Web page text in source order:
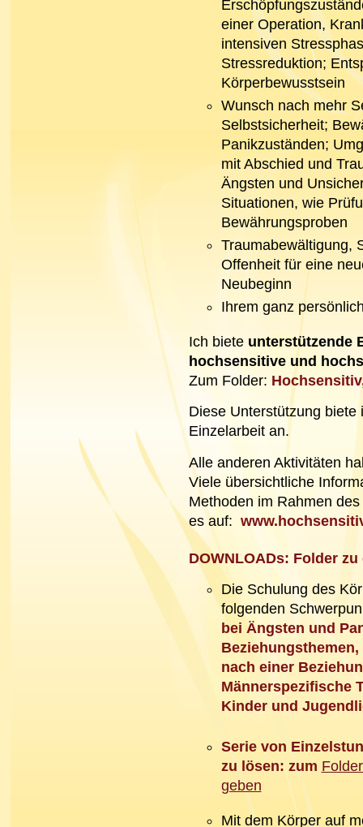
einer Operation,
intensiven
Stressreduktion;
Körperbewusstsein
Wunsch nach mehr
Selbstsicherheit;
Panikzuständen;
mit Abschied und
Ängsten und
Situationen, wie
Bewährungsproben
Traumabewältigung,
Offenheit für eine
Neubeginn
Ihrem ganz
Ich biete unterstützende
hochsensitive und
Zum Folder:
Diese Unterstützung biete
Einzelarbeit an.
Alle anderen Aktivitäten
Viele übersichtliche
Methoden im Rahmen
es auf:
DOWNLOADs: Folder
Die Schulung des
folgenden
bei Ängsten und
nach einer
Männerspezifische
Kinder und
Serie von
zu lösen: zum
geben
Mit dem Körper auf